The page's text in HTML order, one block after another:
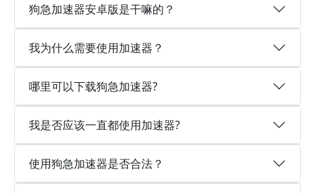
狗急加速器安卓版是干嘛的？
我为什么需要使用加速器？
哪里可以下载狗急加速器?
我是否应该一直都使用加速器?
使用狗急加速器是否合法？